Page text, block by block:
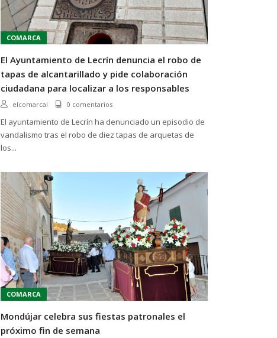
COMARCA
El Ayuntamiento de Lecrín denuncia el robo de
tapas de alcantarillado y pide colaboración
ciudadana para localizar a los responsables
elcomarcal 0 comentarios
El ayuntamiento de Lecrín ha denunciado un episodio de
vandalismo tras el robo de diez tapas de arquetas de
los...
COMARCA
Mondújar celebra sus fiestas patronales el
próximo fin de semana